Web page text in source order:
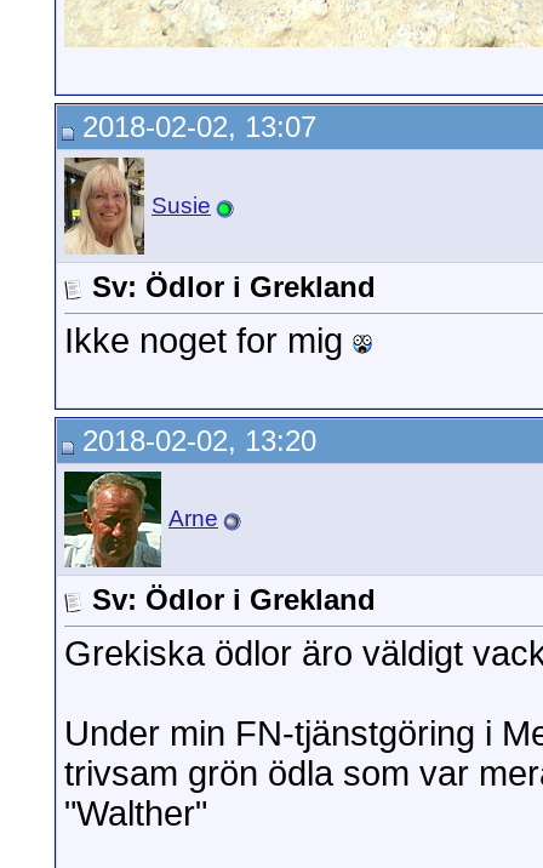
2018-02-02, 13:07
Susie
Sv: Ödlor i Grekland
Ikke noget for mig
2018-02-02, 13:20
Arne
Sv: Ödlor i Grekland
Grekiska ödlor äro väldigt
Under min FN-tjänstgöring i
trivsam grön ödla som var
"Walther"